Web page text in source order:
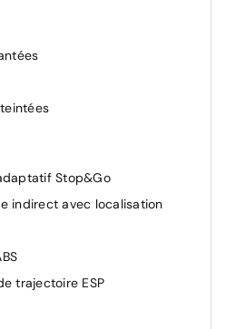
Stop&Go
indirect avec localisation
trajectoire ESP
de pluie